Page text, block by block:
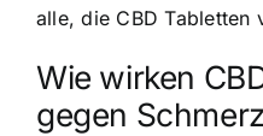
alle, die CBD Tabletten
Wie wirken
gegen